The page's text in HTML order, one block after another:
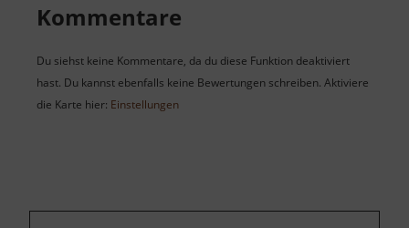
Kommentare
Du siehst keine Kommentare, da du diese Funktion deaktiviert
hast. Du kannst ebenfalls keine Bewertungen schreiben. Aktiviere
die Karte hier: Einstellungen